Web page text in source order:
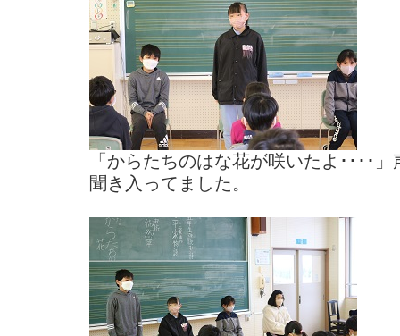
「からたちのはな花が咲いたよ････
聞き入ってました。